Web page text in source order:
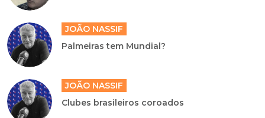
JOÃO NASSIF
Palmeiras tem Mundial?
JOÃO NASSIF
Clubes brasileiros coroados